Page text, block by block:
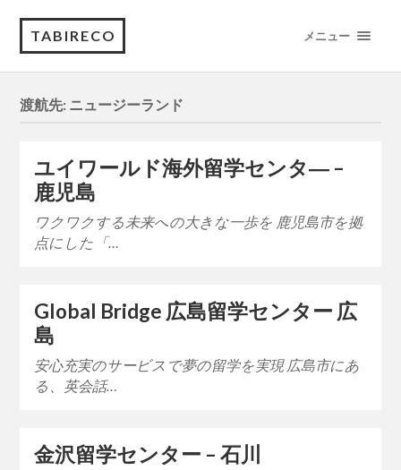
TABIRECO メニュー
渡航先: ニュージーランド
ユイワールド海外留学センタ― –
鹿児島
ワクワクする未来への大きな一歩を 鹿児島市を拠
点にした「…
Global Bridge 広島留学センター 広
島
安心充実のサービスで夢の留学を実現 広島市にあ
る、英会話…
金沢留学センター – 石川